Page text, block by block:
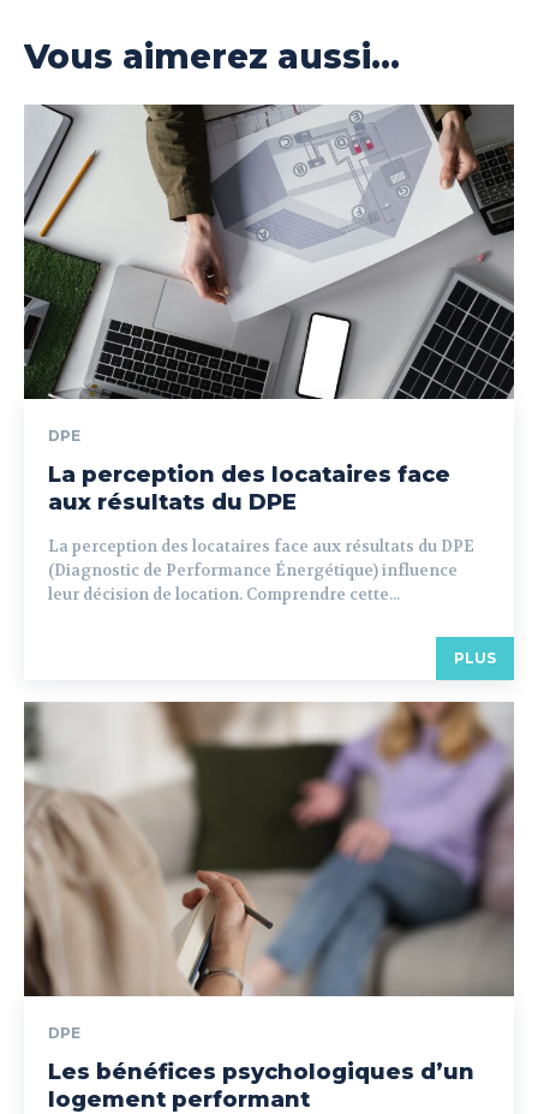
Vous aimerez aussi...
DPE
La perception des locataires face
aux résultats du DPE
La perception des locataires face aux résultats du DPE
(Diagnostic de Performance Énergétique) influence
leur décision de location. Comprendre cette...
PLUS
DPE
Les bénéfices psychologiques d’un
logement performant